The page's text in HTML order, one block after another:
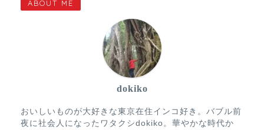
ABOUT ME
dokiko
おいしいものが大好きな東京在住インコ好き。バブル前
夜に社会人になったワタクシdokiko。華やかな時代か